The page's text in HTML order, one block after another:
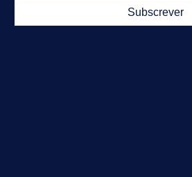
Subscrever